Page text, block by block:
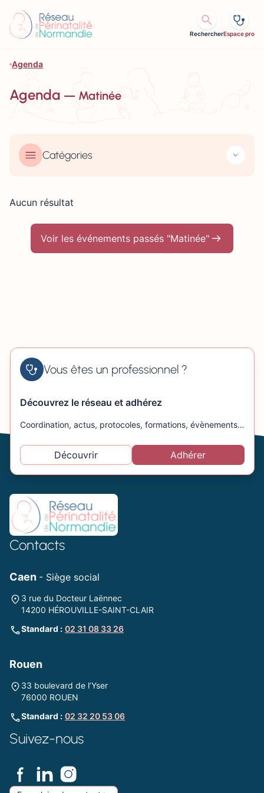
RechercherEspace pro
Agenda
Agenda — Matinée
Catégories
Aucun résultat
Voir les événements passés "Matinée"
Vous êtes un professionnel ?
Découvrez le réseau et adhérez
Coordination, actus, protocoles, formations, évènements…
Découvrir Adhérer
Contacts
Caen - Siège social
3 rue du Docteur Laënnec
14200 HÉROUVILLE-SAINT-CLAIR
Standard : 02 31 08 33 26
Rouen
33 boulevard de l’Yser
76000 ROUEN
Standard : 02 32 20 53 06
Suivez-nous